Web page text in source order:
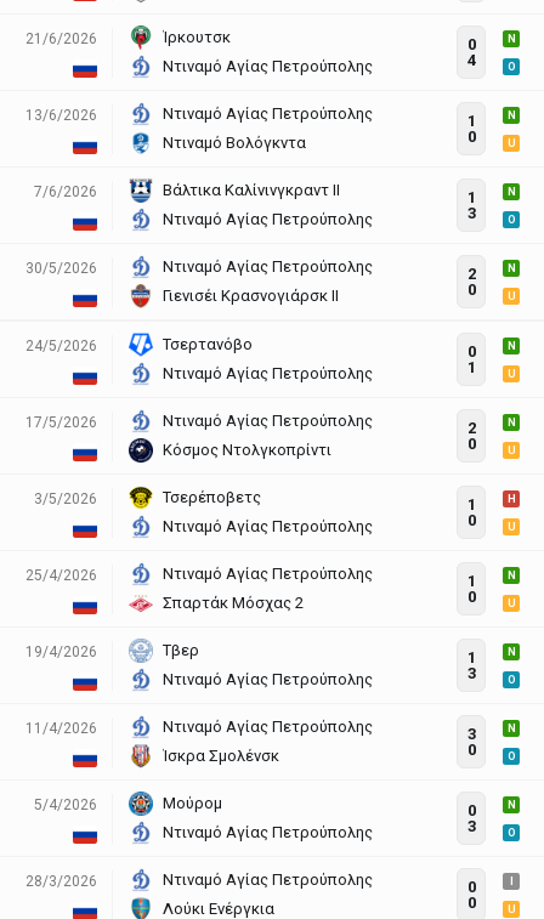
21/6/2026
Ίρκουτσκ
Ντιναμό Αγίας Πετρούπολης
0
4
N
O
13/6/2026
Ντιναμό Αγίας Πετρούπολης
Ντιναμό Βολόγκντα
1
0
N
U
7/6/2026
Βάλτικα Καλίνινγκραντ ΙΙ
Ντιναμό Αγίας Πετρούπολης
1
3
N
O
30/5/2026
Ντιναμό Αγίας Πετρούπολης
Γιενισέι Κρασνογιάρσκ ΙΙ
2
0
N
U
24/5/2026
Τσερτανόβο
Ντιναμό Αγίας Πετρούπολης
0
1
N
U
17/5/2026
Ντιναμό Αγίας Πετρούπολης
Κόσμος Ντολγκοπρίντι
2
0
N
U
3/5/2026
Τσερέποβετς
Ντιναμό Αγίας Πετρούπολης
1
0
H
U
25/4/2026
Ντιναμό Αγίας Πετρούπολης
Σπαρτάκ Μόσχας 2
1
0
N
U
19/4/2026
Τβερ
Ντιναμό Αγίας Πετρούπολης
1
3
N
O
11/4/2026
Ντιναμό Αγίας Πετρούπολης
Ίσκρα Σμολένσκ
3
0
N
O
5/4/2026
Μούρομ
Ντιναμό Αγίας Πετρούπολης
0
3
N
O
28/3/2026
Ντιναμό Αγίας Πετρούπολης
Λούκι Ενέργκια
0
0
U